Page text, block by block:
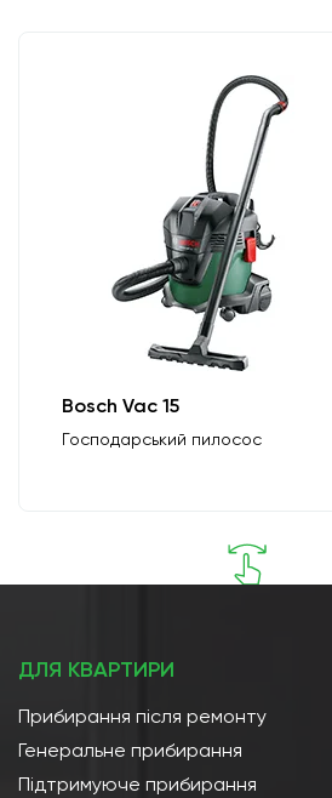
Bosch Vac 15
Господарський пилосос
ДЛЯ КВАРТИРИ
Прибирання після ремонту
Генеральне прибирання
Підтримуюче прибирання